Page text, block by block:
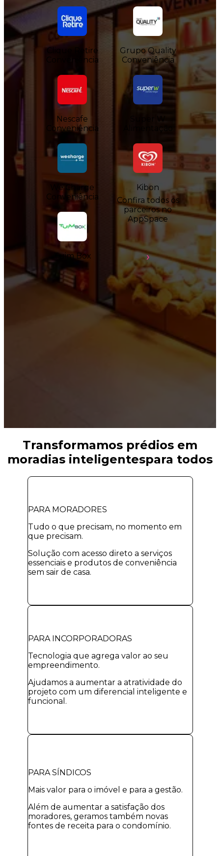
Clique Retire
Grupo Quality
Conveniência
Nescafe
Conveniência
Super W
Conveniência
We Charge
Kibon
Conveniência
Tuim Box
Confira todos os
parceiros no
AppSpace
Transformamos prédios em
moradias inteligentespara todos
PARA MORADORES
Tudo o que precisam, no momento em
que precisam.
Solução com acesso direto a serviços
essenciais e produtos de conveniência
sem sair de casa.
PARA INCORPORADORAS
Tecnologia que agrega valor ao seu
empreendimento.
Ajudamos a aumentar a atratividade do
projeto com um diferencial inteligente e
funcional.
PARA SÍNDICOS
Mais valor para o imóvel e para a gestão.
Além de aumentar a satisfação dos
moradores, geramos também novas
fontes de receita para o condomínio.